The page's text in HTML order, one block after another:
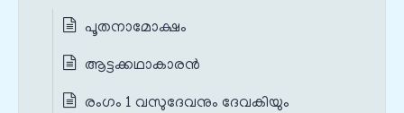
പൂതനാമോക്ഷം
ആട്ടക്കഥാകാരൻ
രംഗം 1 വസുദേവനും ദേവകിയും